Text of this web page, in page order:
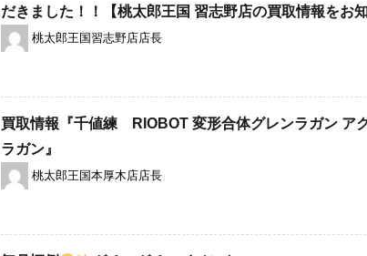
だきました！！【桃太郎王国 習志野店の買取情報をお
桃太郎王国習志野店店長
買取情報『千値練 RIOBOT ​変形合体グレンラガン ア
ラガン』
桃太郎王国本厚木店店長